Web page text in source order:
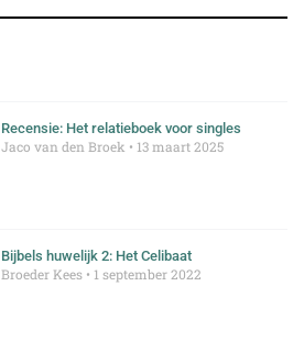
Recensie: Het relatieboek voor singles
Jaco van den Broek 13 maart 2025
Bijbels huwelijk 2: Het Celibaat
Broeder Kees 1 september 2022